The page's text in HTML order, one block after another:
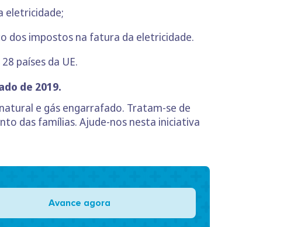
eletricidade;
dos impostos na fatura da eletricidade.
países da UE.
de 2019.
e gás engarrafado. Tratam-se de
das famílias. Ajude-nos nesta iniciativa
Avance agora